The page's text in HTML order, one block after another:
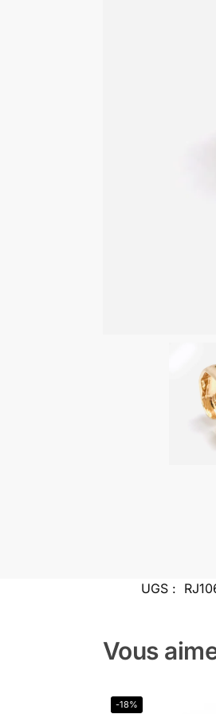
UGS :
Vous
-18%